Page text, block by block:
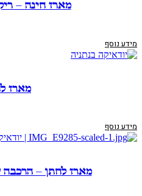
מארז חינה –
מידע נוסף
מארז
מידע נוסף
מארז לחתן –